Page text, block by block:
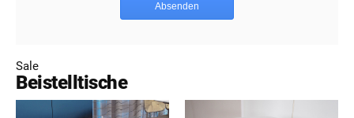
Absenden
Sale
Beistelltische